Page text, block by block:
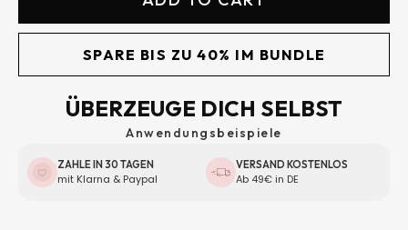
SPARE BIS ZU 40% IM BUNDLE
ÜBERZEUGE DICH SELBST
Anwendungsbeispiele
ZAHLE IN 30 TAGEN
mit Klarna & Paypal
VERSAND KOSTENLOS
Ab 49€ in DE